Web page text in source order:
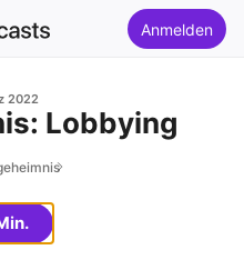
Anmelden
2022
Lobbying